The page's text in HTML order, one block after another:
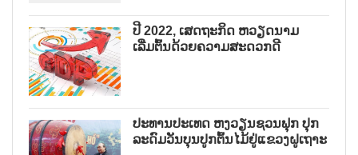
ປີ 2022, ເສດຖະກິດ ຫວຽດນາມ
ເລີ່ມຕົ້ນດ້ວຍຄວາມສະດວກດີ
ປະທານປະເທດ ຫງວຽນຊວນຟຸກ ປຸກ
ລະດົມວັນບຸນປູກຕົ້ນໄມ້ຢູ່ແຂວງຝູເຖາະ